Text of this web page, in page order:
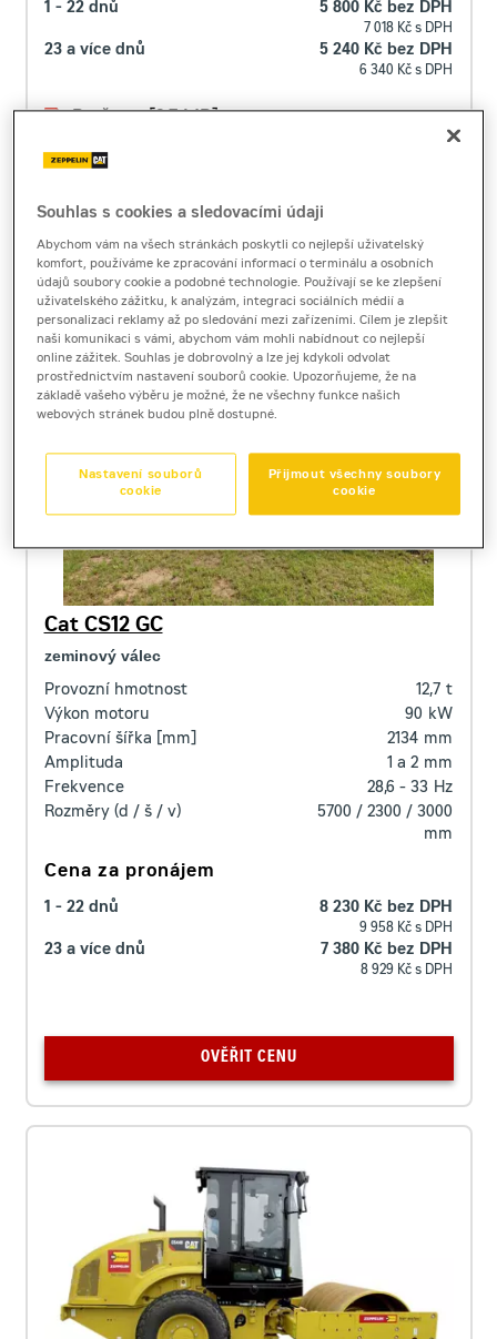
1 - 22 dnů 5 800 Kč bez DPH
7 018 Kč s DPH
23 a více dnů 5 240 Kč bez DPH
6 340 Kč s DPH
Brožura [2,7 MB]
OVĚŘIT CENU
Cat CS12 GC
zeminový válec
Provozní hmotnost 12,7 t
Výkon motoru
90 kW
Pracovní šířka [mm]
2134 mm
Amplituda
1 a 2 mm
Frekvence
28,6 - 33 Hz
Rozměry (d / š / v)
5700 / 2300 / 3000
mm
Cena za pronájem
1 - 22 dnů 8 230 Kč bez DPH
9 958 Kč s DPH
23 a více dnů 7 380 Kč bez DPH
8 929 Kč s DPH
OVĚŘIT CENU
Souhlas s cookies a sledovacími údaji
Abychom vám na všech stránkách poskytli co nejlepší uživatelský
komfort, používáme ke zpracování informací o terminálu a osobních
údajů soubory cookie a podobné technologie. Používají se ke zlepšení
uživatelského zážitku, k analýzám, integraci sociálních médií a
personalizaci reklamy až po sledování mezi zařízeními. Cílem je zlepšit
naši komunikaci s vámi, abychom vám mohli nabídnout co nejlepší
online zážitek. Souhlas je dobrovolný a lze jej kdykoli odvolat
prostřednictvím nastavení souborů cookie. Upozorňujeme, že na
základě vašeho výběru je možné, že ne všechny funkce našich
webových stránek budou plně dostupné.
Přijmout všechny soubory
cookie
Nastavení souborů
cookie